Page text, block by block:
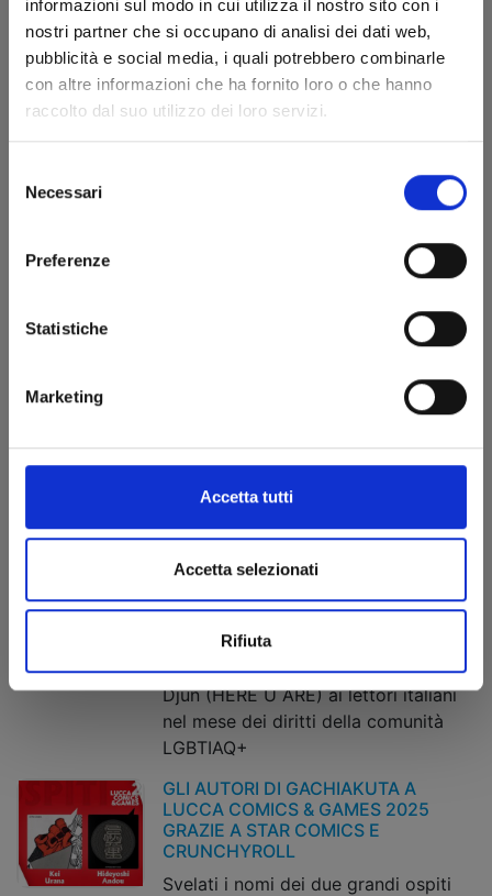
informazioni sul modo in cui utilizza il nostro sito con i
nostri partner che si occupano di analisi dei dati web,
pubblicità e social media, i quali potrebbero combinarle
con altre informazioni che ha fornito loro o che hanno
raccolto dal suo utilizzo dei loro servizi.
delNecessari
Preferenze
Statistiche
Marketing
Accetta tutti
Accetta selezionati
Rifiuta
EVENTI
Star Comics al Salone del Libro
2026: gli ospiti, gli eventi e le novità
2026: gli ospiti, gli eventi e le novità
REGOLAMENTO FIRMACOPIE
Le modalità per partecipare alle
Comics
MONTH 2025
Tutte le novità della collana Queer, la
Wallpaper Collection e l’omaggio di
Djun (HERE U ARE) ai lettori italiani
nel mese dei diritti della comunità
LGBTIAQ+
GLI AUTORI DI GACHIAKUTA A
LUCCA COMICS & GAMES 2025
GRAZIE A STAR COMICS E
CRUNCHYROLL
Svelati i nomi dei due grandi ospiti